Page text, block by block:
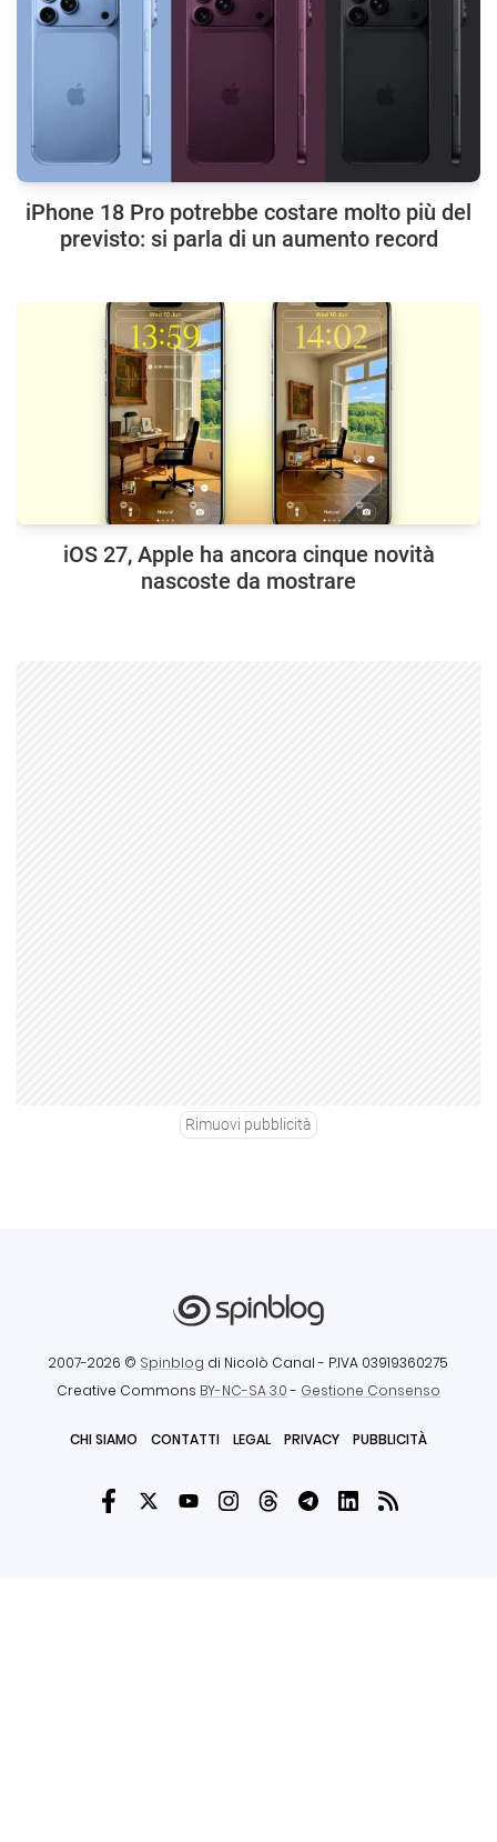
iPhone 18 Pro potrebbe costare molto più del
previsto: si parla di un aumento record
iOS 27, Apple ha ancora cinque novità
nascoste da mostrare
Rimuovi pubblicità
2007-2026 © Spinblog di Nicolò Canal - P.IVA 03919360275
Creative Commons BY-NC-SA 3.0- Gestione Consenso
CHI SIAMO CONTATTI LEGAL PRIVACY PUBBLICITÀ